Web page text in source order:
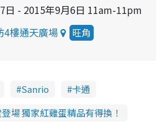
日 - 2015年9月6日 11am-11pm
4樓通天廣場 旺角
Sanrio
卡通
場 獨家紅雞蛋精品有得換！